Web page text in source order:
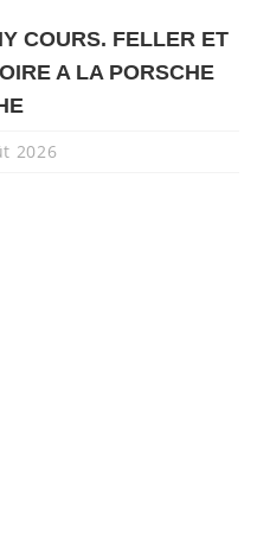
COURS. FELLER ET
A LA PORSCHE
2026